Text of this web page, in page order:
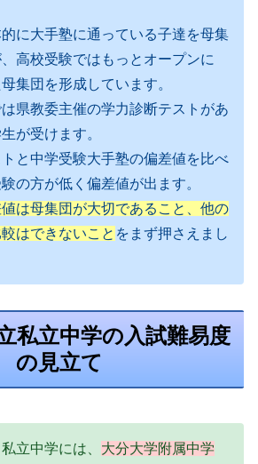
に大手塾に通っている子達を母集
高校受験ではもっとオープンに
集団を形成しています。
県教委主催の学力診断テストがあ
が受けます。
と中学受験大手塾の偏差値を比べ
の方が低く偏差値が出ます。
は母集団が大切であること、他の
はできないこと をまず押さえまし
私立中学の入試難易度
の見立て
立中学には、 大分大学附属中学